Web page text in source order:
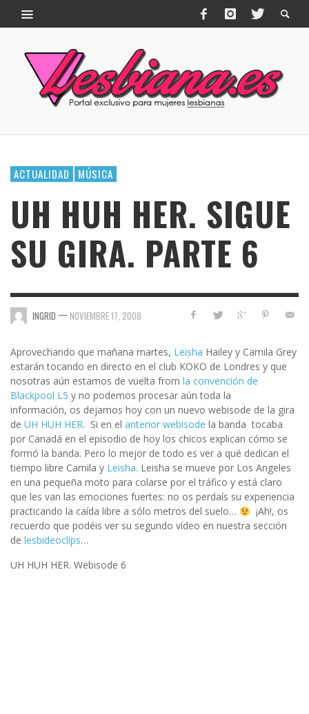
ACTUALIDAD MÚSICA
UH HUH HER. SIGUE
SU GIRA. PARTE 6
INGRID — NOVIEMBRE 17, 2008
Aprovechando que mañana martes, Leisha Hailey y Camila Grey
estarán tocando en directo en el club KOKO de Londres y que
nosotras aún estamos de vuelta from la convención de
Blackpool L5 y no podemos procesar aún toda la
información, os dejamos hoy con un nuevo webisode de la gira
de UH HUH HER. Si en el anterior webisode la banda tocaba
por Canadá en el episodio de hoy los chicos explican cómo se
formó la banda. Pero lo mejor de todo es ver a qué dedican el
tiempo libre Camila y Leisha. Leisha se mueve por Los Angeles
en una pequeña moto para colarse por el tráfico y está claro
que les van las emociones fuertes: no os perdaís su experiencia
practicando la caída libre a sólo metros del suelo…
¡Ah!, os
recuerdo que podéis ver su segundo vídeo en nuestra sección
de lesbideoclips…
UH HUH HER. Webisode 6